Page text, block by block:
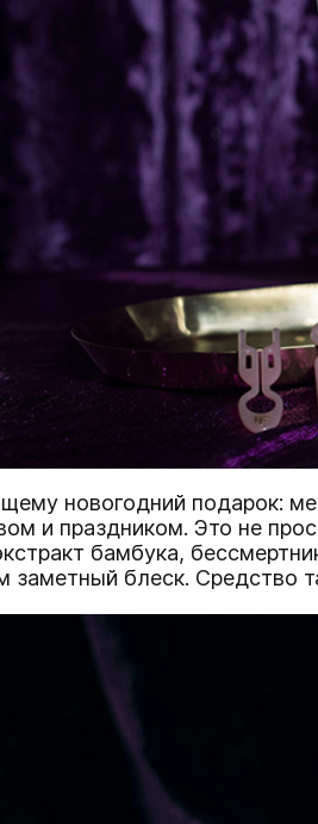
новогодний подарок:
и праздником. Это не
бамбука,
заметный блеск. Средство